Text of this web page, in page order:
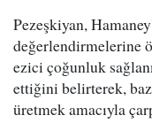
Pezeşkiyan,
değerlendirmelerine
ezici çoğunluk
ettiğini belirterek,
üretmek amacıyla